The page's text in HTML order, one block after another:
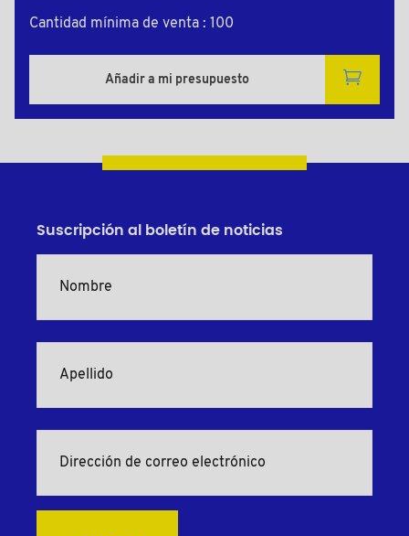
Cantidad mínima de venta : 100
Añadir a mi presupuesto
Suscripción al boletín de noticias